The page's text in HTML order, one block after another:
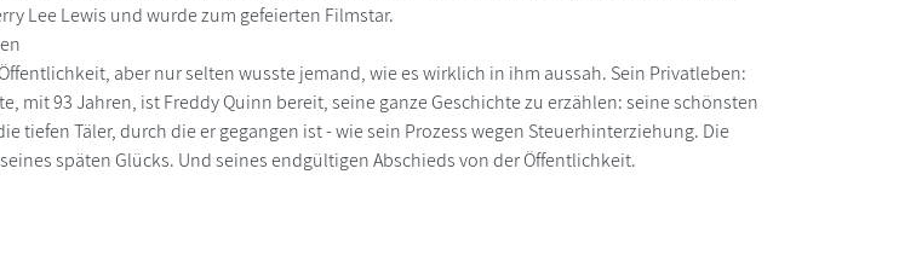
Lee Lewis und wurde zum gefeierten Filmstar.
aber nur selten wusste jemand, wie es wirklich in ihm aussah. Sein Privatleben:
mit 93 Jahren, ist Freddy Quinn bereit, seine ganze Geschichte zu erzählen: seine schönsten
tiefen Täler, durch die er gegangen ist - wie sein Prozess wegen Steuerhinterziehung. Die
späten Glücks. Und seines endgültigen Abschieds von der Öffentlichkeit.